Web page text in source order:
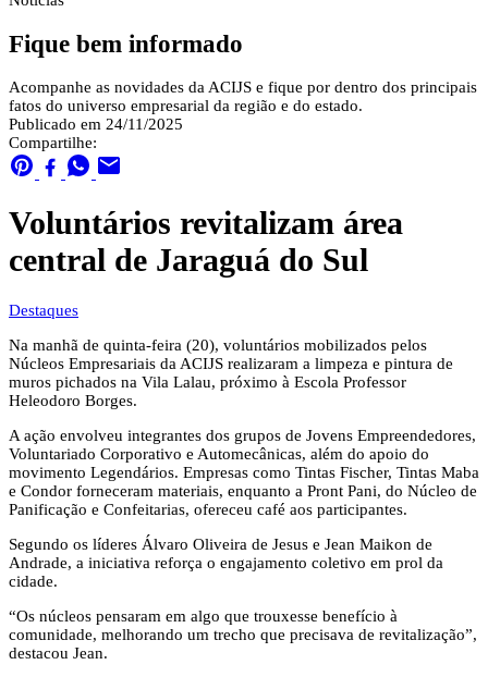
Fique bem informado
Acompanhe as novidades da ACIJS e fique por dentro dos principais
fatos do universo empresarial da região e do estado.
Publicado em 24/11/2025
Compartilhe:
Voluntários revitalizam área
central de Jaraguá do Sul
Destaques
Na manhã de quinta-feira (20), voluntários mobilizados pelos
Núcleos Empresariais da ACIJS realizaram a limpeza e pintura de
muros pichados na Vila Lalau, próximo à Escola Professor
Heleodoro Borges.
A ação envolveu integrantes dos grupos de Jovens Empreendedores,
Voluntariado Corporativo e Automecânicas, além do apoio do
movimento Legendários. Empresas como Tintas Fischer, Tintas Maba
e Condor forneceram materiais, enquanto a Pront Pani, do Núcleo de
Panificação e Confeitarias, ofereceu café aos participantes.
Segundo os líderes Álvaro Oliveira de Jesus e Jean Maikon de
Andrade, a iniciativa reforça o engajamento coletivo em prol da
cidade.
“Os núcleos pensaram em algo que trouxesse benefício à
comunidade, melhorando um trecho que precisava de revitalização”,
destacou Jean.